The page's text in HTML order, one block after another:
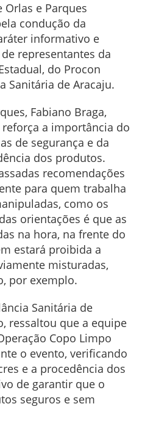
e Parques
condução da
informativo e
representantes da
do Procon
Sanitária de Aracaju.
Fabiano Braga,
a importância do
de segurança e da
dos produtos.
recomendações
para quem trabalha
como os
orientações é que as
na hora, na frente do
estará proibida a
misturadas,
por exemplo.
Sanitária de
ressaltou que a equipe
Copo Limpo
o evento, verificando
e a procedência dos
de garantir que o
seguros e sem